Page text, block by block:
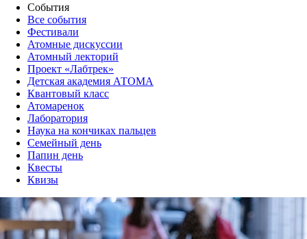
События
Все события
Фестивали
Атомные дискуссии
Атомный лекторий
Проект «Лабтрек»
Детская академия АТОМА
Квантовый класс
Атомаренок
Лаборатория
Наука на кончиках пальцев
Семейный день
Папин день
Квесты
Квизы